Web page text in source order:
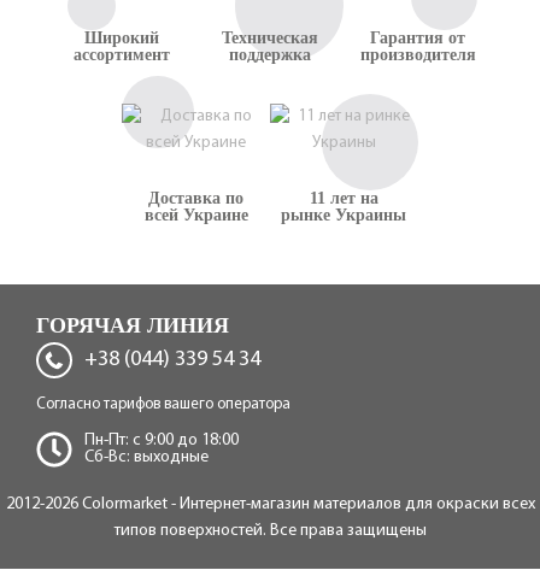
Широкий
ассортимент
Техническая
поддержка
Гарантия от
производителя
Доставка по
всей Украине
11 лет на
рынке Украины
ГОРЯЧАЯ ЛИНИЯ
+38 (044) 339 54 34
Согласно тарифов вашего оператора
Пн-Пт: c 9:00 до 18:00
Сб-Вс: выходные
2012-2026 Colormarket - Интернет-магазин материалов для окраски всех
типов поверхностей. Все права защищены